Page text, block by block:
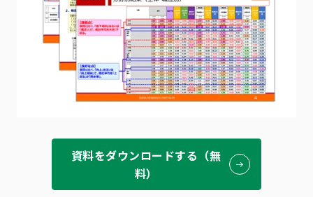
資料をダウンロードする（無
料）